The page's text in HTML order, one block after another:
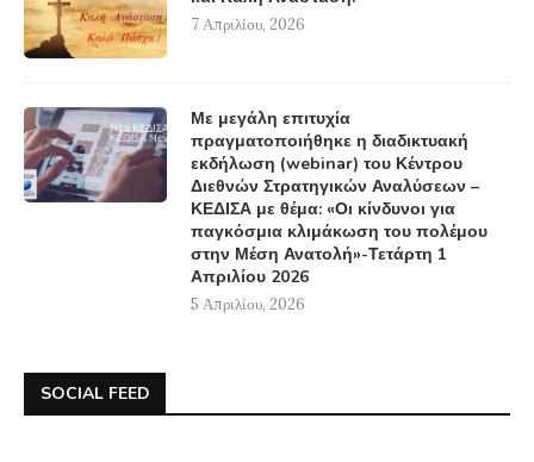
7 Απριλίου, 2026
Με μεγάλη επιτυχία
πραγματοποιήθηκε η διαδικτυακή
εκδήλωση (webinar) του Κέντρου
Διεθνών Στρατηγικών Αναλύσεων –
ΚΕΔΙΣΑ με θέμα: «Οι κίνδυνοι για
παγκόσμια κλιμάκωση του πολέμου
στην Μέση Ανατολή»-Τετάρτη 1
Απριλίου 2026
5 Απριλίου, 2026
SOCIAL FEED